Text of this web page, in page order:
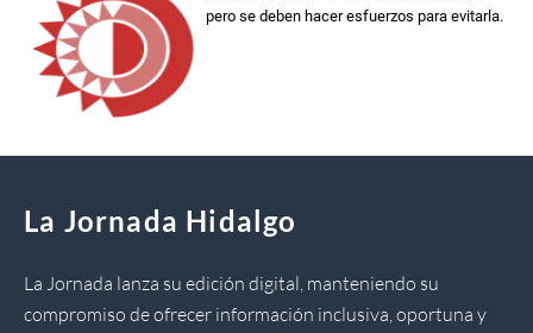
pero se deben hacer esfuerzos para evitarla.
La Jornada Hidalgo
La Jornada lanza su edición digital, manteniendo su
compromiso de ofrecer información inclusiva, oportuna y